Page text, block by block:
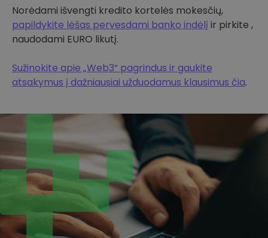
Norėdami išvengti kredito kortelės mokesčių,
papildykite lėšas pervesdami banko indėlį ir pirkite ,
naudodami EURO likutį.
Sužinokite apie „Web3“ pagrindus ir gaukite
atsakymus į dažniausiai užduodamus klausimus čia.